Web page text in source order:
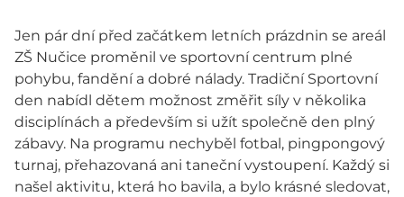
Jen pár dní před začátkem letních prázdnin se areál
ZŠ Nučice proměnil ve sportovní centrum plné
pohybu, fandění a dobré nálady. Tradiční Sportovní
den nabídl dětem možnost změřit síly v několika
disciplínách a především si užít společně den plný
zábavy. Na programu nechyběl fotbal, pingpongový
turnaj, přehazovaná ani taneční vystoupení. Každý si
našel aktivitu, která ho bavila, a bylo krásné sledovat,